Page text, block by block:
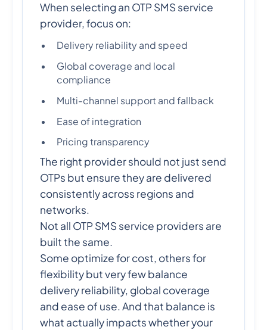
When selecting an OTP SMS service
provider, focus on:
Delivery reliability and speed
Global coverage and local
compliance
Multi-channel support and fallback
Ease of integration
Pricing transparency
The right provider should not just send
OTPs but ensure they are delivered
consistently across regions and
networks.
Not all OTP SMS service providers are
built the same.
Some optimize for cost, others for
flexibility but very few balance
delivery reliability, global coverage
and ease of use. And that balance is
what actually impacts whether your